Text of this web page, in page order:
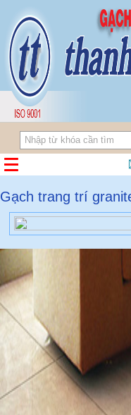
Gạch trang trí